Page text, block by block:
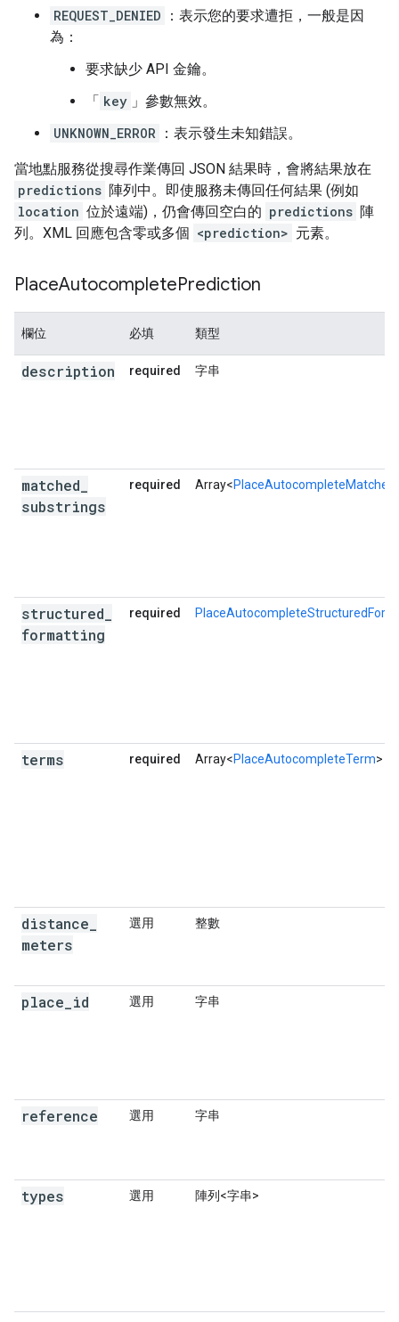
REQUEST_DENIED
：表示您的要求遭拒，一般是因
為：
要求缺少 API 金鑰。
「 key 」參數無效。
UNKNOWN_ERROR
：表示發生未知錯誤。
當地點服務從搜尋作業傳回 JSON 結果時，會將結果放在
predictions 陣列中。即使服務未傳回任何結果 (例如
location 位於遠端)，仍會傳回空白的 predictions 陣
列。XML 回應包含零或多個 <prediction> 元素。
PlaceAutocompletePrediction
欄位 必填 類型
description required 字串
matched
substrings
required Array<
structured
formatting
required
terms required Array<PlaceAutocompleteTerm>
distance
meters
選用 整數
place id 選用 字串
reference 選用 字串
types 選用 陣列<字串>